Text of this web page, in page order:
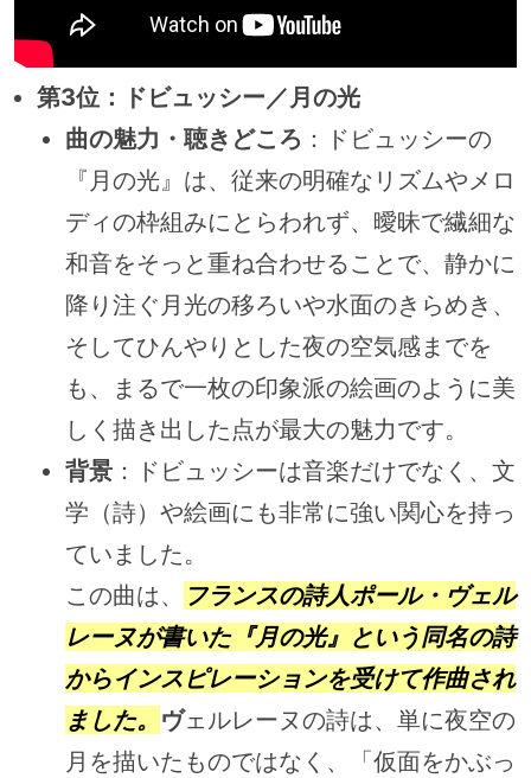
第3位：ドビュッシー／月の光
曲の魅力・聴きどころ ：ドビュッシーの
『月の光』は、従来の明確なリズムやメロ
ディの枠組みにとらわれず、曖昧で繊細な
和音をそっと重ね合わせることで、静かに
降り注ぐ月光の移ろいや水面のきらめき、
そしてひんやりとした夜の空気感までを
も、まるで一枚の印象派の絵画のように美
しく描き出した点が最大の魅力です。
背景 ：ドビュッシーは音楽だけでなく、文
学（詩）や絵画にも非常に強い関心を持っ
ていました。
この曲は、
フランスの詩人ポール・ヴェル
レーヌが書いた『月の光』という同名の詩
からインスピレーションを受けて作曲され
ました。 ヴェルレーヌの詩は、単に夜空の
月を描いたものではなく、「仮面をかぶっ